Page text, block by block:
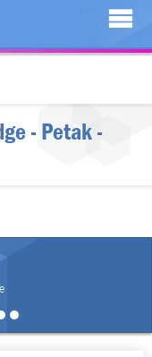
- Petak -